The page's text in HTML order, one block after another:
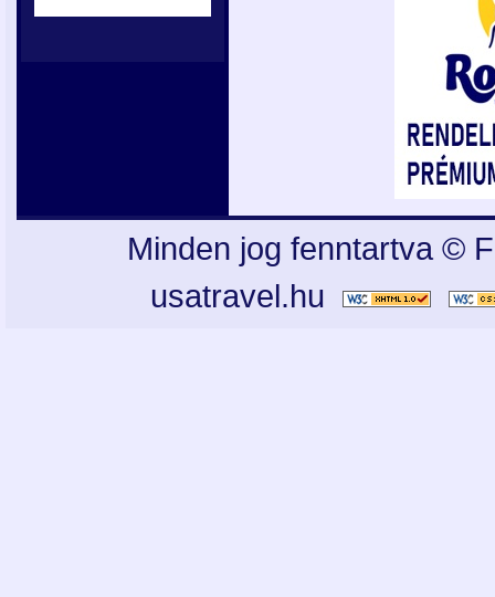
Minden jog fenntartva ©
usatravel.hu